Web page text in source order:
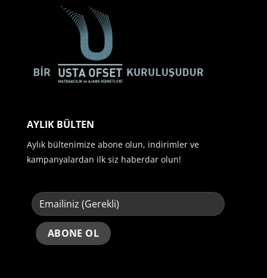
AYLIK BÜLTEN
Aylık bültenimize abone olun, indirimler ve
kampanyalardan ilk siz haberdar olun!